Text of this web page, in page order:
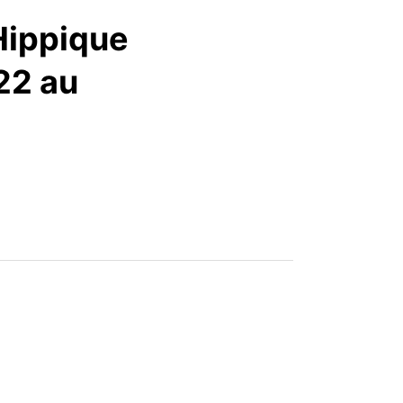
articles
au